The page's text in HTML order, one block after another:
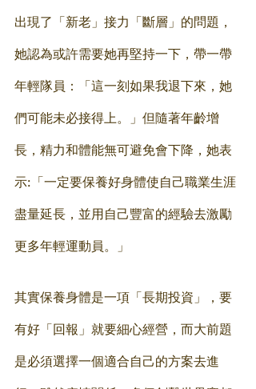
出現了「新老」接力「斷層」的問題，
她認為或許需要她再堅持一下，帶一帶
年輕隊員：「這一刻如果我退下來，她
們可能未必接得上。」但隨著年齡增
長，精力和體能無可避免會下降，她表
示:「一定要保養好身體使自己職業生涯
盡量延長，並用自己豐富的經驗去激勵
更多年輕運動員。」
其實保養身體是一項「長期投資」，要
有好「回報」就要細心經營，而大前題
是必須選擇一個適合自己的方案去進